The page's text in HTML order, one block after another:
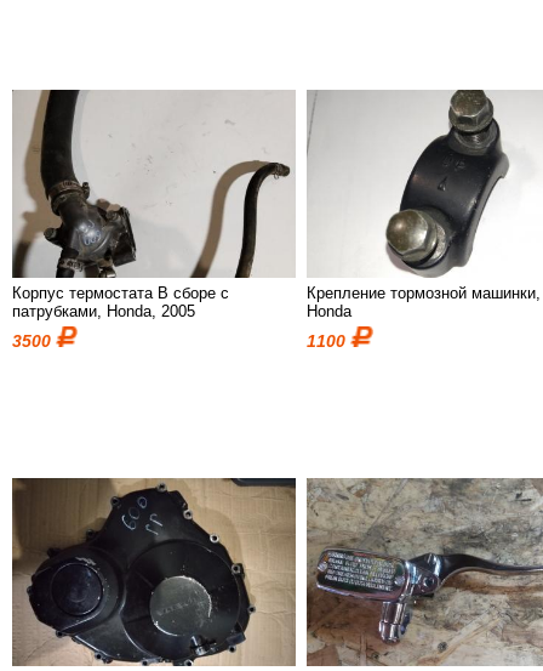
Корпус термостата В сборе с
патрубками, Honda, 2005
3500
Крепление тормозной машинки,
Honda
1100